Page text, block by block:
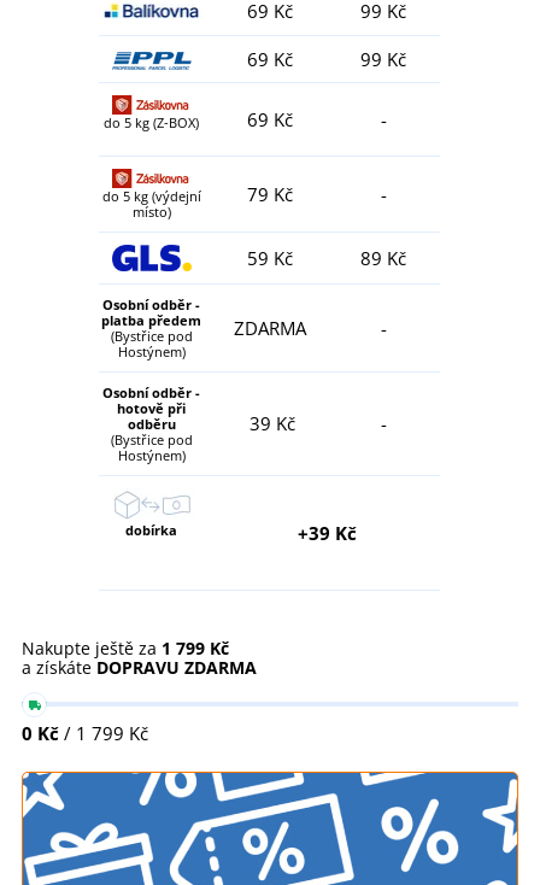
69 Kč
99 Kč
69 Kč
99 Kč
do 5 kg (Z-BOX) 69 Kč -
do 5 kg (výdejní
místo)
79 Kč -
59 Kč 89 Kč
Osobní odběr -
platba předem
(Bystřice pod
Hostýnem)
ZDARMA -
Osobní odběr -
hotově při
odběru
(Bystřice pod
Hostýnem)
39 Kč -
dobírka +39 Kč
Nakupte ještě za 1 799 Kč
a získáte DOPRAVU ZDARMA
0 Kč / 1 799 Kč